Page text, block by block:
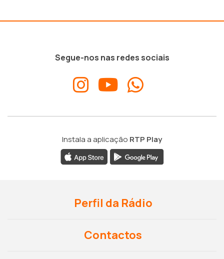
Segue-nos nas redes sociais
Instala a aplicação RTP Play
Perfil da Rádio
Contactos